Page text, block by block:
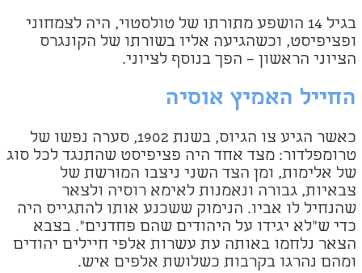
בגיל 14 הושפע מתורתו של טולסטוי, היה לצמחוני
ופציפיסט, וכשהגיעה אליו בשורתו של הקונגרס
הציוני הראשון – הפך בנוסף לציוני.
החייל האמיץ אוסיה
כאשר הגיע צו הגיוס, בשנת 1902, סערה נפשו של
טרומפלדור: מצד אחד היה פציפיסט שהתנגד לכל סוג
של אלימות, ומן הצד השני ניצבו המורשת של
צבאיות, גבורה ונאמנות לאימא רוסיה ולצאר
שהנחיל לו אביו. הנימוק ששכנע אותו להתגייס היה
כדי ש"לא יגידו על היהודים שהם פחדנים". בצבא
הצאר נלחמו באותה עת עשרות אלפי חיילים יהודים
ומהם נהרגו בקרבות כשלושת אלפים איש.